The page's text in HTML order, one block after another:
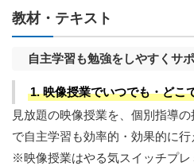
教材・テキスト
自主学習も勉強をしやすくサ
1. 映像授業でいつでも・どこ
見放題の映像授業を、個別指導
で自主学習も効率的・効果的に行
※映像授業はやる気スイッチプ